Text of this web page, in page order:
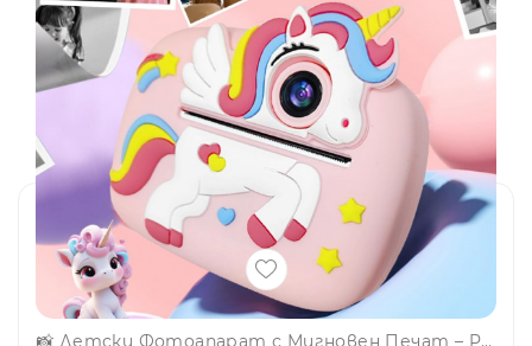
📸 Детски Фотоапарат с Мигновен Печат – Pink Unicorn. Ново поколение забавление!